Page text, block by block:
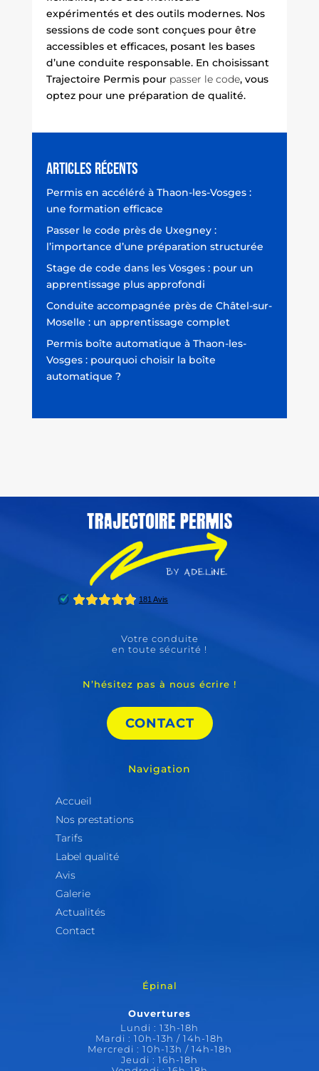
expérimentés et des outils modernes. Nos
sessions de code sont conçues pour être
accessibles et efficaces, posant les bases
d’une conduite responsable. En choisissant
Trajectoire Permis pour passer le code, vous
optez pour une préparation de qualité.
Articles récents
Permis en accéléré à Thaon-les-Vosges :
une formation efficace
Passer le code près de Uxegney :
l’importance d’une préparation structurée
Stage de code dans les Vosges : pour un
apprentissage plus approfondi
Conduite accompagnée près de Châtel-sur-
Moselle : un apprentissage complet
Permis boîte automatique à Thaon-les-
Vosges : pourquoi choisir la boîte
automatique ?
Votre conduite
en toute sécurité !
N’hésitez pas à nous écrire !
CONTACT
Navigation
Accueil
Nos prestations
Tarifs
Label qualité
Avis
Galerie
Actualités
Contact
Épinal
Ouvertures
Lundi : 13h-18h
Mardi : 10h-13h / 14h-18h
Mercredi : 10h-13h / 14h-18h
Jeudi : 16h-18h